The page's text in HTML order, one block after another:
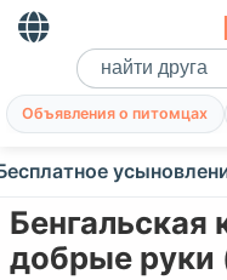
Объявления о питомцах
добрые руки